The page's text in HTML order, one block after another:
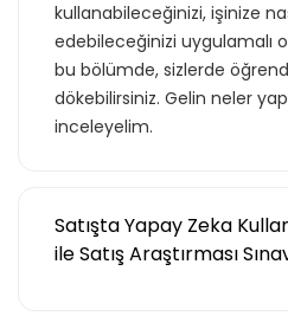
kullanabileceğinizi, işinize
edebileceğinizi uygulamalı
bu bölümde, sizlerde
dökebilirsiniz. Gelin neler
inceleyelim.
Satışta Yapay Zeka
ile Satış Araştırması
Teklif
Premium